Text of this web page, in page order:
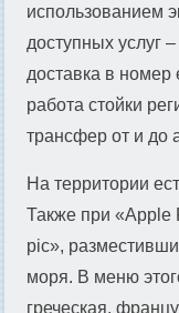
использованием
доступных услуг
доставка в номер
работа стойки
трансфер от и до
На территории
Также при «Apple
pic»,
моря. В меню
греческая,